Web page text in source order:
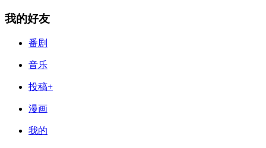
我的好友
番剧
音乐
投稿+
漫画
我的